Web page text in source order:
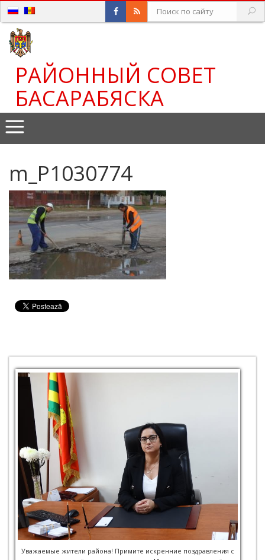
РАЙОННЫЙ СОВЕТ
БАСАРАБЯСКА
m_P1030774
Уважаемые жители района! Примите искренние поздравления с